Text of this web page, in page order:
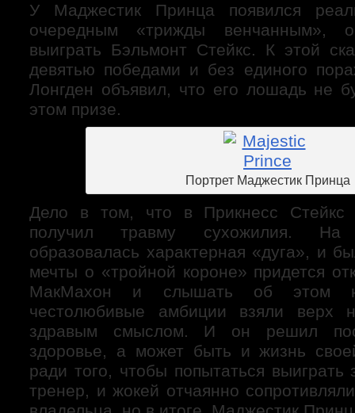
У Маджестик Принца появился
очередным «трижды венчанным»,
выиграть Бэльмонт Стейкс. К этой
девятью победами и без единого
Лонгден объявил, что его лошадь не
этом призе.
Портрет Маджестик Принца
Дело в том, что в Прикнесс Стейкс
получил травму сухожилия. На
образовалась характерная «дуга», и
мечты о «тройной короне» придется
МакМахон и слышать об этом
честолюбивые амбиции взяли верх
здравым смыслом. И он решил
здоровье, а может быть и жизнь
ради того, чтобы попытаться
тренер, и жокей отчаянно